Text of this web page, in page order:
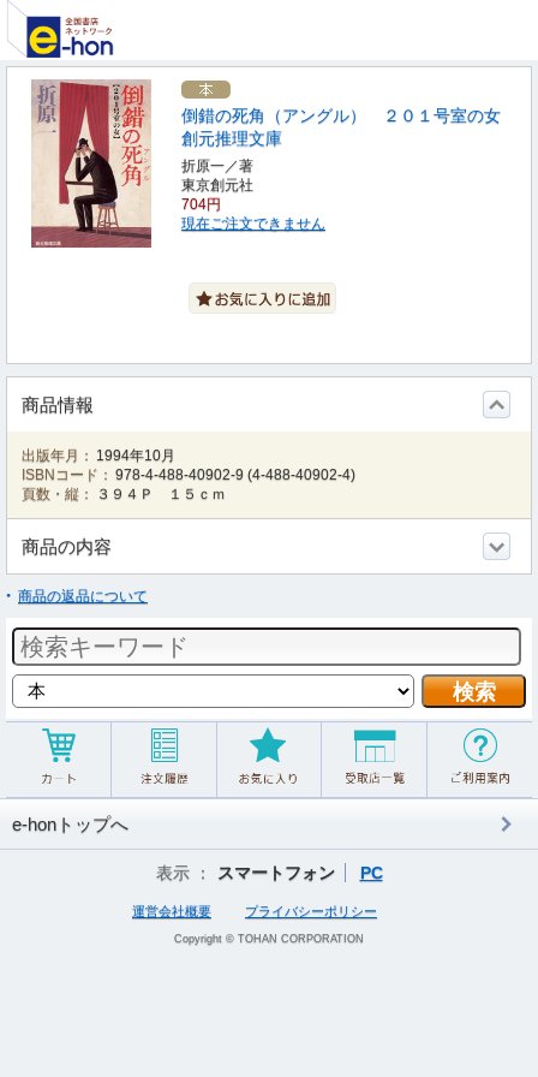
倒錯の死角（アングル） ２０１号室の女
創元推理文庫
折原一／著
東京創元社
704円
現在ご注文できません
商品情報
出版年月： 1994年10月
ISBNコード： 978-4-488-40902-9 (4-488-40902-4)
頁数・縦：
３９４Ｐ １５ｃｍ
商品の内容
商品の返品について
e-honトップへ
表示 ： スマートフォン PC
運営会社概要 プライバシーポリシー
Copyright © TOHAN CORPORATION